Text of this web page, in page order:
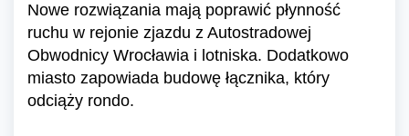
Nowe rozwiązania mają poprawić płynność
ruchu w rejonie zjazdu z Autostradowej
Obwodnicy Wrocławia i lotniska. Dodatkowo
miasto zapowiada budowę łącznika, który
odciąży rondo.